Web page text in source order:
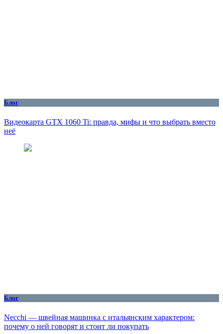
Блог
Видеокарта GTX 1060 Ti: правда, мифы и что выбрать вместо
неё
Блог
Necchi — швейная машинка с итальянским характером:
почему о ней говорят и стоит ли покупать